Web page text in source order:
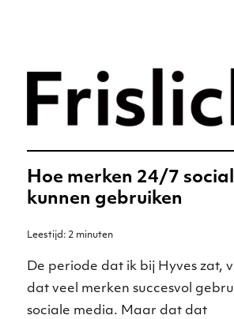
Merkstrategie
digitale
Frislicht
Hoe merken 24/7
kunnen gebruiken
Leestijd: 2 minuten
De periode dat ik bij Hyves zat,
dat veel merken succesvol
sociale media. Maar dat dat